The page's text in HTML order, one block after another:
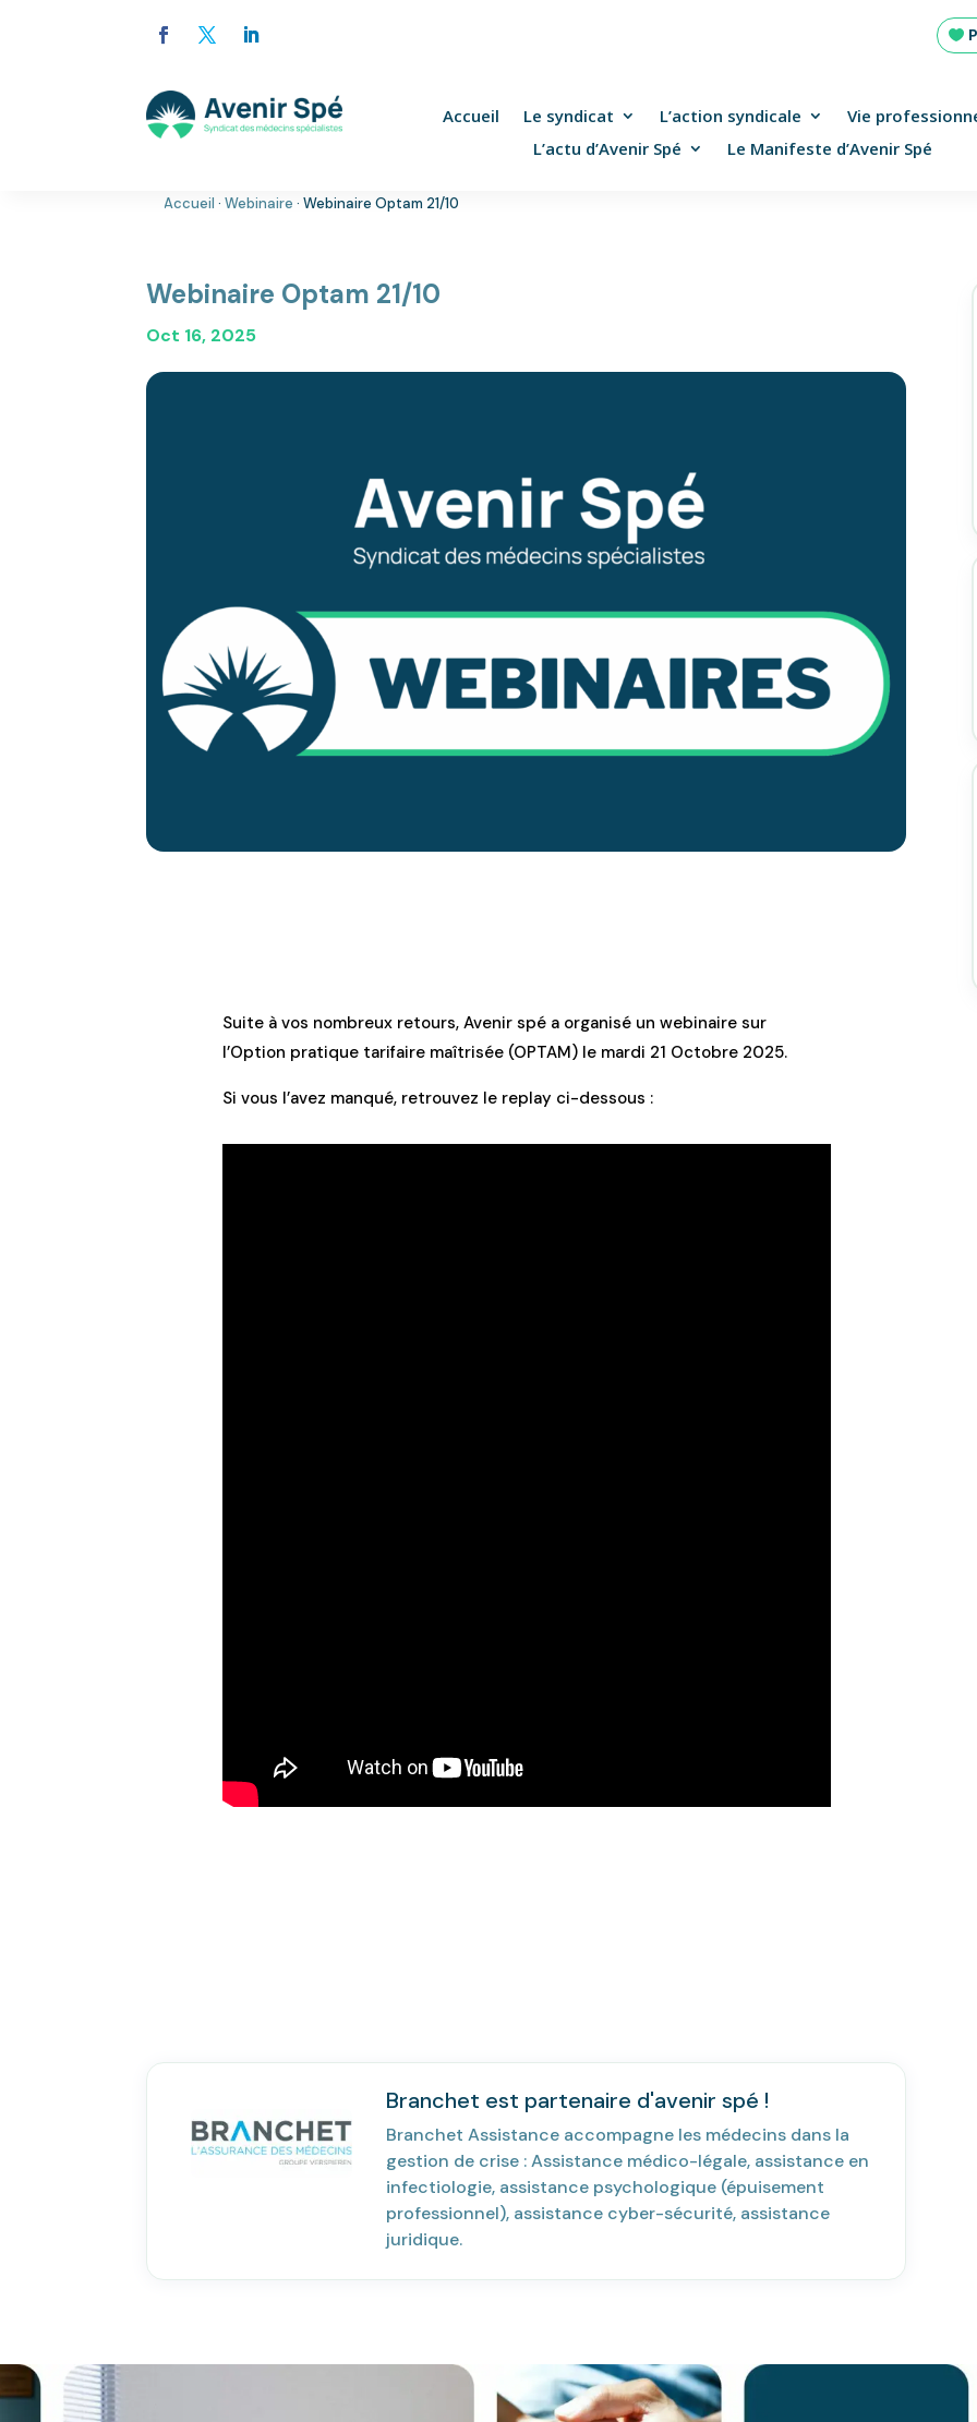
Accueil Le syndicat L’action syndicale
Vie
L’actu d’Avenir Spé
Le Manifeste d’Avenir Spé
Accueil ·Webinaire ·Webinaire Optam 21/10
Webinaire Optam 21/10
Oct 16, 2025
Suite à vos nombreux retours, Avenir spé a organisé un webinaire sur
l’Option pratique tarifaire maîtrisée (OPTAM) le mardi 21 Octobre 2025.
Si vous l’avez manqué, retrouvez le replay ci-dessous :
Branchet est partenaire d'avenir spé !
Branchet Assistance accompagne les médecins dans la
gestion de crise : Assistance médico-légale, assistance en
infectiologie, assistance psychologique (épuisement
professionnel), assistance cyber-sécurité, assistance
juridique.